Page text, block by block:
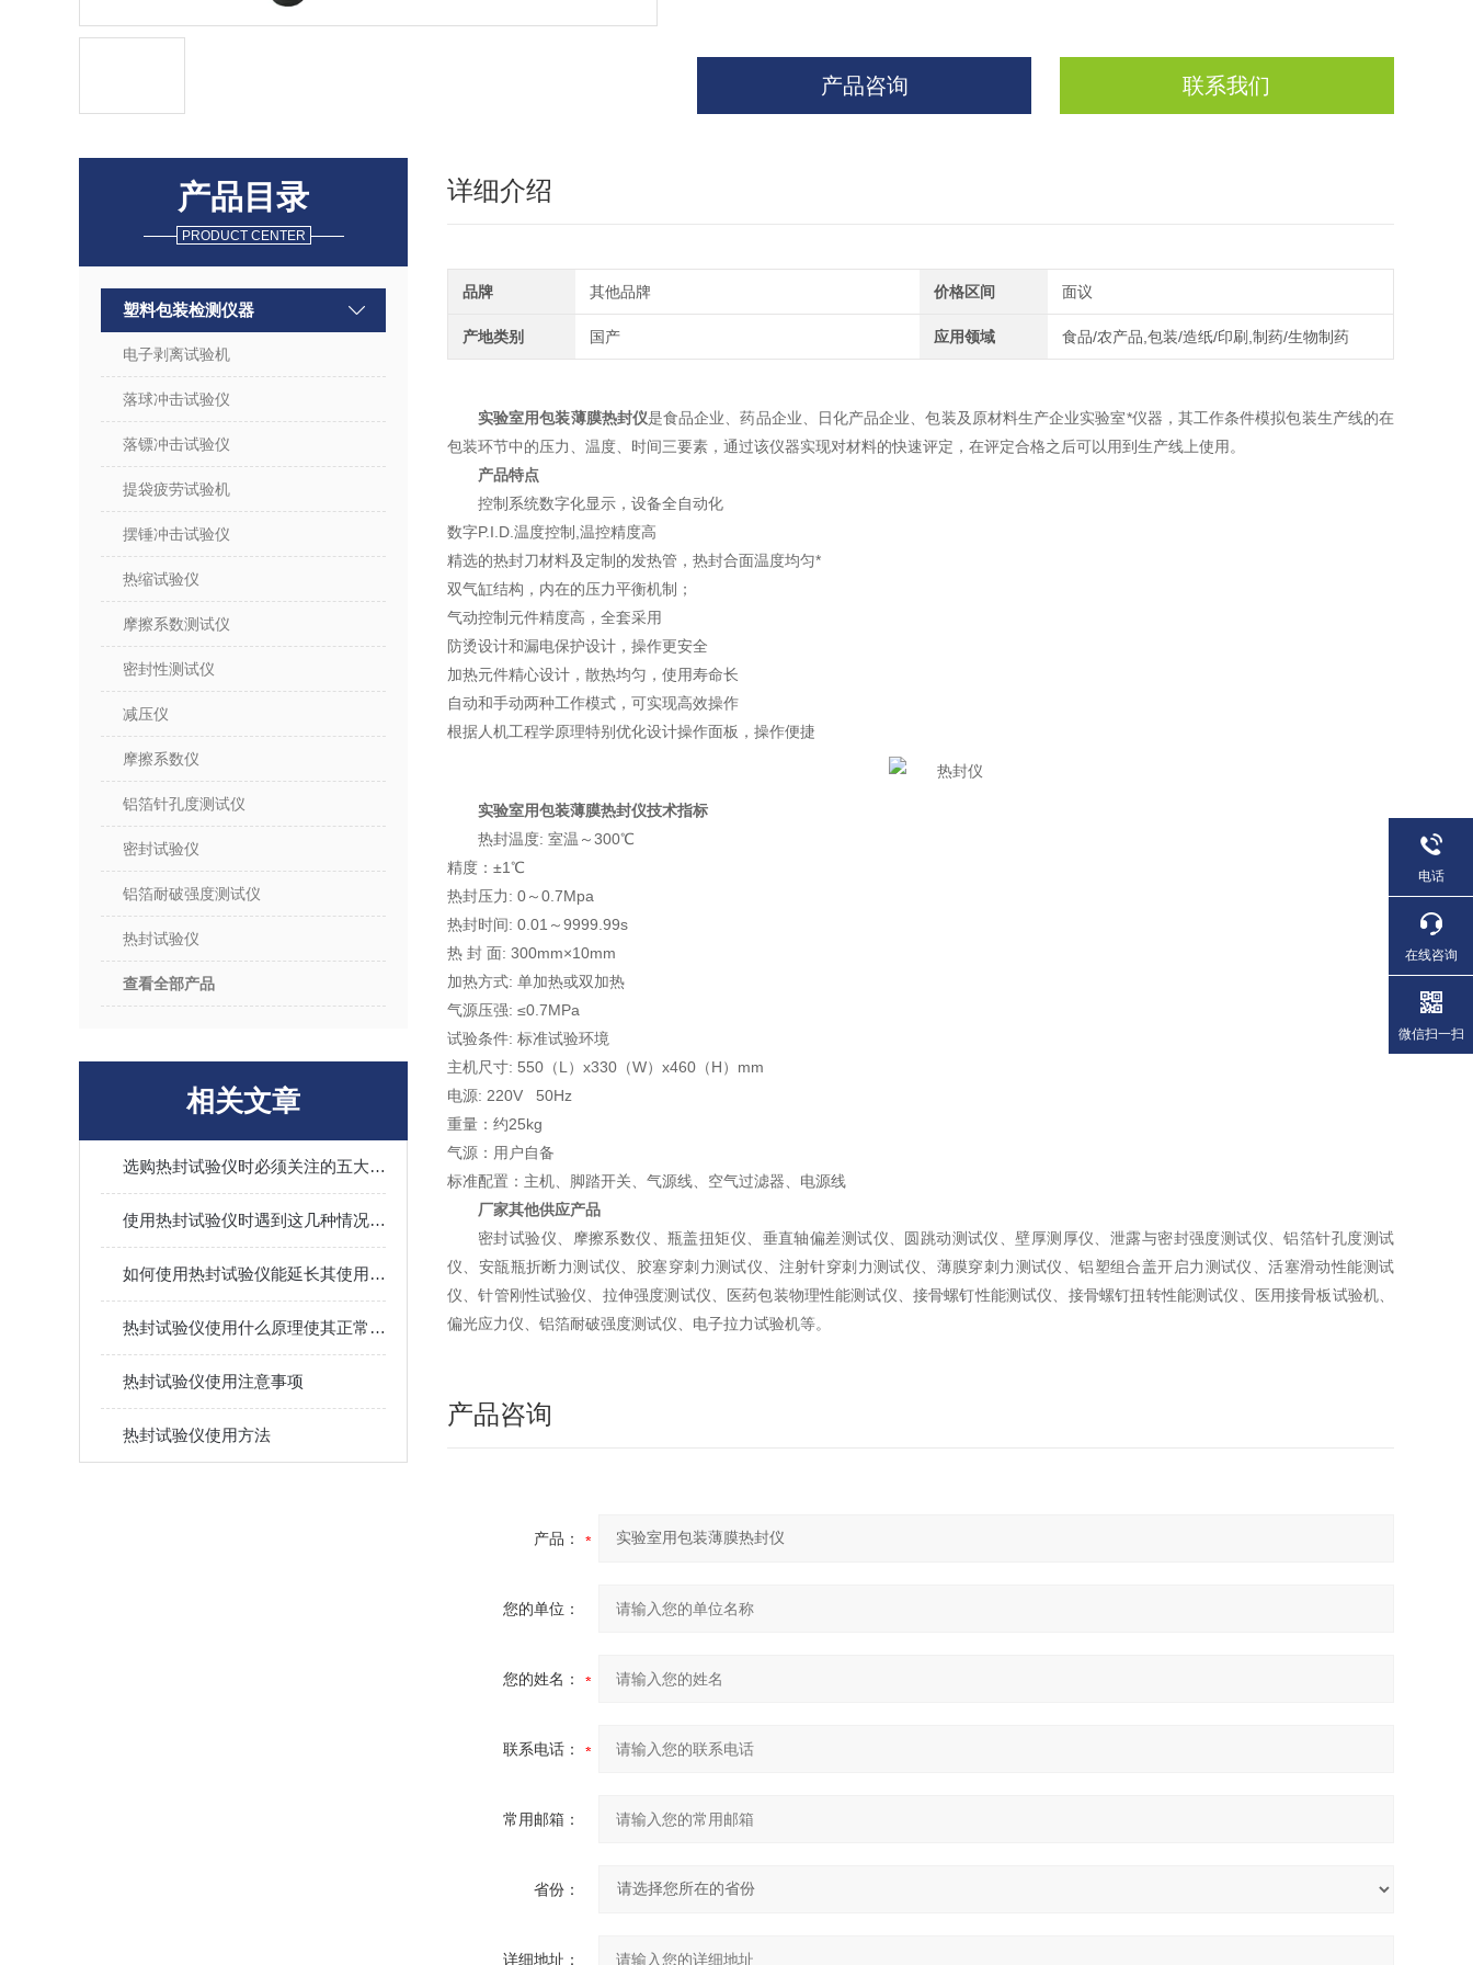
产品咨询 联系我们
产品目录
PRODUCT CENTER
塑料包装检测仪器
电子剥离试验机
落球冲击试验仪
落镖冲击试验仪
提袋疲劳试验机
摆锤冲击试验仪
热缩试验仪
摩擦系数测试仪
密封性测试仪
减压仪
摩擦系数仪
铝箔针孔度测试仪
密封试验仪
铝箔耐破强度测试仪
热封试验仪
查看全部产品
相关文章
选购热封试验仪时必须关注的五大指标
使用热封试验仪时遇到这几种情况不要慌
如何使用热封试验仪能延长其使用寿命？
热封试验仪使用什么原理使其正常工作？
热封试验仪使用注意事项
热封试验仪使用方法
详细介绍
品牌 其他品牌 价格区间 面议
产地类别 国产 应用领域 食品/农产品,包装/造纸/印刷,制药/生物制药
实验室用包装薄膜热封仪是食品企业、药品企业、日化产品企业、包装及原材料生产企业实验室*仪器，其工作条件模拟包装生产线的在
包装环节中的压力、温度、时间三要素，通过该仪器实现对材料的快速评定，在评定合格之后可以用到生产线上使用。
产品特点
控制系统数字化显示，设备全自动化
数字P.I.D.温度控制,温控精度高
精选的热封刀材料及定制的发热管，热封合面温度均匀*
双气缸结构，内在的压力平衡机制；
气动控制元件精度高，全套采用
防烫设计和漏电保护设计，操作更安全
加热元件精心设计，散热均匀，使用寿命长
自动和手动两种工作模式，可实现高效操作
根据人机工程学原理特别优化设计操作面板，操作便捷
实验室用包装薄膜热封仪技术指标
热封温度: 室温～300℃
精度：±1℃
热封压力: 0～0.7Mpa
热封时间: 0.01～9999.99s
热 封 面: 300mm×10mm
加热方式: 单加热或双加热
气源压强: ≤0.7MPa
试验条件: 标准试验环境
主机尺寸: 550（L）x330（W）x460（H）mm
电源: 220V 50Hz
重量：约25kg
气源：用户自备
标准配置：主机、脚踏开关、气源线、空气过滤器、电源线
厂家其他供应产品
密封试验仪、摩擦系数仪、瓶盖扭矩仪、垂直轴偏差测试仪、圆跳动测试仪、壁厚测厚仪、泄露与密封强度测试仪、铝箔针孔度测试
仪、安瓿瓶折断力测试仪、胶塞穿刺力测试仪、注射针穿刺力测试仪、薄膜穿刺力测试仪、铝塑组合盖开启力测试仪、活塞滑动性能测试
仪、针管刚性试验仪、拉伸强度测试仪、医药包装物理性能测试仪、接骨螺钉性能测试仪、接骨螺钉扭转性能测试仪、医用接骨板试验机、
偏光应力仪、铝箔耐破强度测试仪、电子拉力试验机等。
产品咨询
产品：
您的单位：
您的姓名：
联系电话：
常用邮箱：
省份：
详细地址：
电话
在线咨询
微信扫一扫